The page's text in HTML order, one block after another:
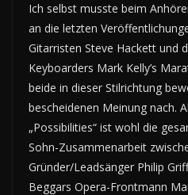
Ich selbst musste beim
an die letzten
Gitarristen Steve Hackett und
Keyboarders Mark Kelly’s
beide in dieser Stilrichtung
bescheidenen Meinung nach.
„Possibilities“ ist wohl die
Sohn-Zusammenarbeit
Gründer/Leadsänger Philip
Beggars Opera-Frontmann